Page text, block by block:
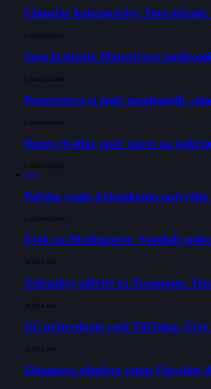
Chmelár kategoricky: Toto
5. AUGUSTA 2026
Suja kritizuje Matovičove
5. AUGUSTA 2026
Progresívci si opäť neodpustili
5. AUGUSTA 2026
Danny Kollár opäť mieri na
5. AUGUSTA 2026
Svet
Poľsko vzalo Zelenskému
1. AUGUSTA 2026
Útok na Medžugorie: Vandali
28. JÚLA 2026
Zelenskyj odletel za Trumpom.
28. JÚLA 2026
EÚ pritvrdzuje voči TikToku:
24. JÚLA 2026
Okamura odmieta vstup Ukrajiny